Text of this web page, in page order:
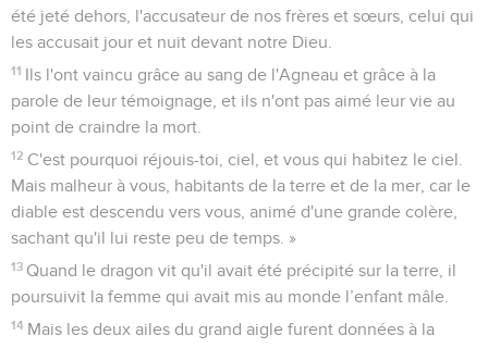
été jeté dehors, l'accusateur de nos frères et sœurs, celui qui
les accusait jour et nuit devant notre Dieu.
11 Ils l'ont vaincu grâce au sang de l'Agneau et grâce à la
parole de leur témoignage, et ils n'ont pas aimé leur vie au
point de craindre la mort.
12 C'est pourquoi réjouis-toi, ciel, et vous qui habitez le ciel.
Mais malheur à vous, habitants de la terre et de la mer, car le
diable est descendu vers vous, animé d'une grande colère,
sachant qu'il lui reste peu de temps. »
13 Quand le dragon vit qu'il avait été précipité sur la terre, il
poursuivit la femme qui avait mis au monde l’enfant mâle.
14 Mais les deux ailes du grand aigle furent données à la